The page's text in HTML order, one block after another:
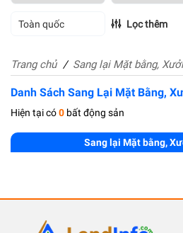
Toàn quốc Lọc thêm
Trang chủ Sang lại Mặt bằng,
Danh Sách Sang Lại Mặt Bằng,
Hiện tại có0 bất động sản
Sang lại Mặt bằng,